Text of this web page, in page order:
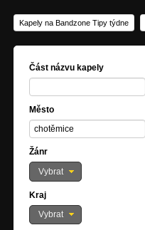
Kapely na Bandzone Tipy týdne
Část názvu kapely
Město
Žánr
Vybrat
Kraj
Vybrat